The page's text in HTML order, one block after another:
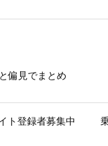
偏見でまとめ
ト登録者募集中